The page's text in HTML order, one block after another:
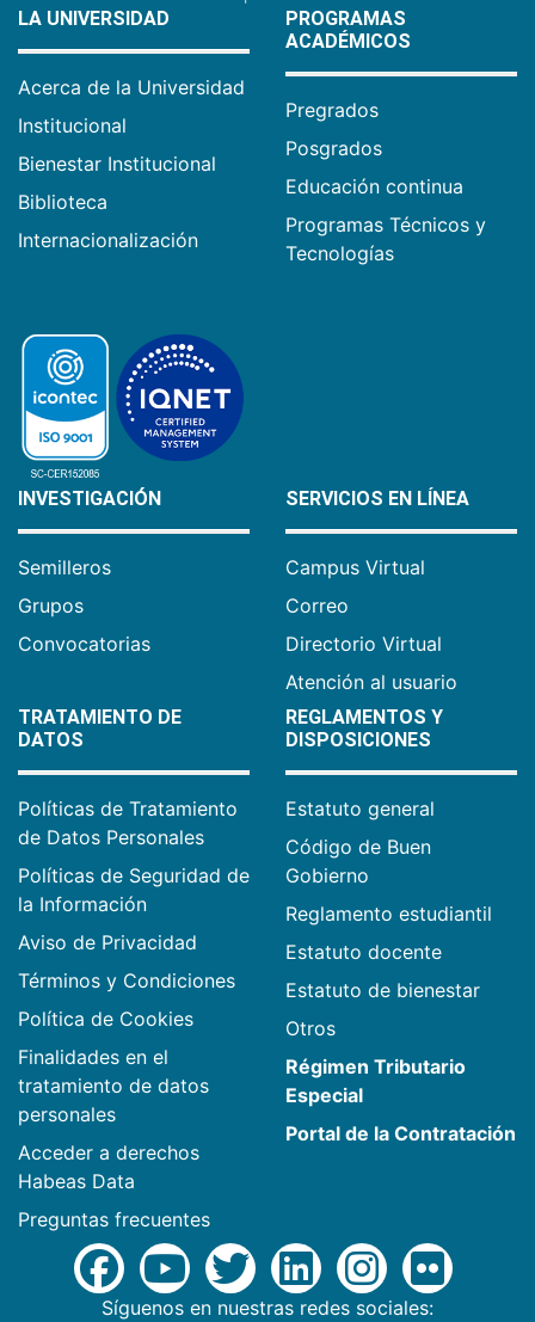
LA UNIVERSIDAD
Acerca de la Universidad
Institucional
Bienestar Institucional
Biblioteca
Internacionalización
PROGRAMAS
ACADÉMICOS
Pregrados
Posgrados
Educación continua
Programas Técnicos y
Tecnologías
INVESTIGACIÓN
Semilleros
Grupos
Convocatorias
SERVICIOS EN LÍNEA
Campus Virtual
Correo
Directorio Virtual
Atención al usuario
TRATAMIENTO DE
DATOS
Políticas de Tratamiento
de Datos Personales
Políticas de Seguridad de
la Información
Aviso de Privacidad
Términos y Condiciones
Política de Cookies
Finalidades en el
tratamiento de datos
personales
Acceder a derechos
Habeas Data
Preguntas frecuentes
REGLAMENTOS Y
DISPOSICIONES
Estatuto general
Código de Buen
Gobierno
Reglamento estudiantil
Estatuto docente
Estatuto de bienestar
Otros
Régimen Tributario
Especial
Portal de la Contratación
Síguenos en nuestras redes sociales: